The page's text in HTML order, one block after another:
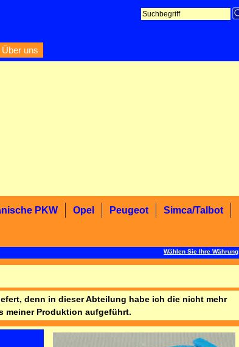
Über uns
PKW Opel Peugeot
Simca/Talbot
Wählen Sie Ihre Währung
denn in dieser Abteilung habe ich die nicht mehr
meiner Produktion aufgeführt.